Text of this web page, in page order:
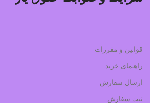
قوانین و مقررات
راهنمای خرید
ارسال سفارش
ثبت سفارش